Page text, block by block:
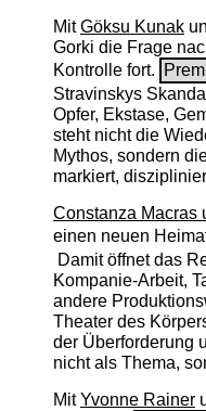
MitGöksu Kunak
Gorki die Frage
Kontrolle fort.
Stravinskys
Opfer, Ekstase,
steht nicht die
Mythos, sondern
markiert,
Constanza Macras
einen neuen
Damit öffnet das
Kompanie-Arbeit,
andere
Theater des
der Überforderung
nicht als Thema,
MitYvonne Rainer